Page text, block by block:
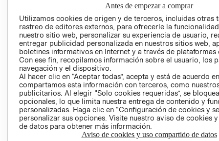
PROGRAMA DE
TRANSPARENCIA
Y ÉTICA (INGLÉS)
DE INDUSTRIA Y
COMERCIO - SIC
PETICIONES
QUEJAS Y
RECLAMOS
Colombia ($)
CAMBIAR REGIÓN
Antes de empezar a comprar
Utilizamos cookies de origen y de terceros, incluidas otras
rastreo de editores externos, para ofrecerle la
nuestro sitio web, personalizar su experiencia de usuario,
entregar publicidad personalizada en nuestros sitios web,
boletines informativos en Internet y a través de plataformas
Con ese fin, recopilamos información sobre el usuario, los
navegación y el dispositivo.
Al hacer clic en “Aceptar todas”, acepta y está de acuerdo
compartamos esta información con terceros, como
publicitarios. Al elegir “Solo cookies requeridas”, se
opcionales, lo que limita nuestra entrega de contenido y
personalizadas. Haga clic en “Configuración de cookies y
personalizar sus opciones. Visite nuestro aviso de cookies
de datos para obtener más información.
Aviso de cookies y uso compartido de datos